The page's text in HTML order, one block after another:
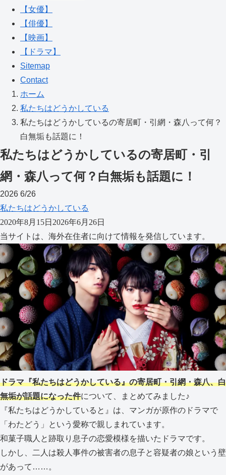
【女優】
【俳優】
【映画】
【ドラマ】
Sitemap
Contact
ホーム
私たちはどうかしている
私たちはどうかしているの寄居町・引網・森八って何？
白無垢も話題に！
私たちはどうかしているの寄居町・引
網・森八って何？白無垢も話題に！
2026 6/26
私たちはどうかしている
2020年8月15日 2026年6月26日
当サイトは、海外在住者に向けて情報を発信しています。
ドラマ『私たちはどうかしている』の寄居町・引網・森八、白
無垢が話題になった件について、まとめてみました♪
『私たちはどうかしていると』は、マンガが原作のドラマで
「わたどう」という愛称で親しまれています。
和菓子職人と跡取り息子の恋愛模様を描いたドラマです。
しかし、二人は殺人事件の被害者の息子と容疑者の娘という壁
があって……。